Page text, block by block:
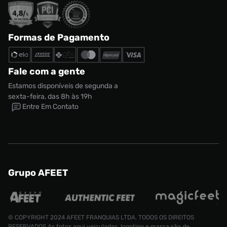
Formas de Pagamento
Fale com a gente
Estamos disponíveis de segunda a
sexta-feira, das 8h às 19h
Entre Em Contato
Grupo AFEET
© COPYRIGHT 2024 AFEET FRANQUIAS LTDA. TODOS OS DIREITOS